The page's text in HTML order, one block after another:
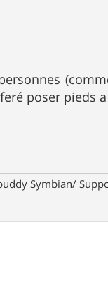
poser pieds
Symbian/